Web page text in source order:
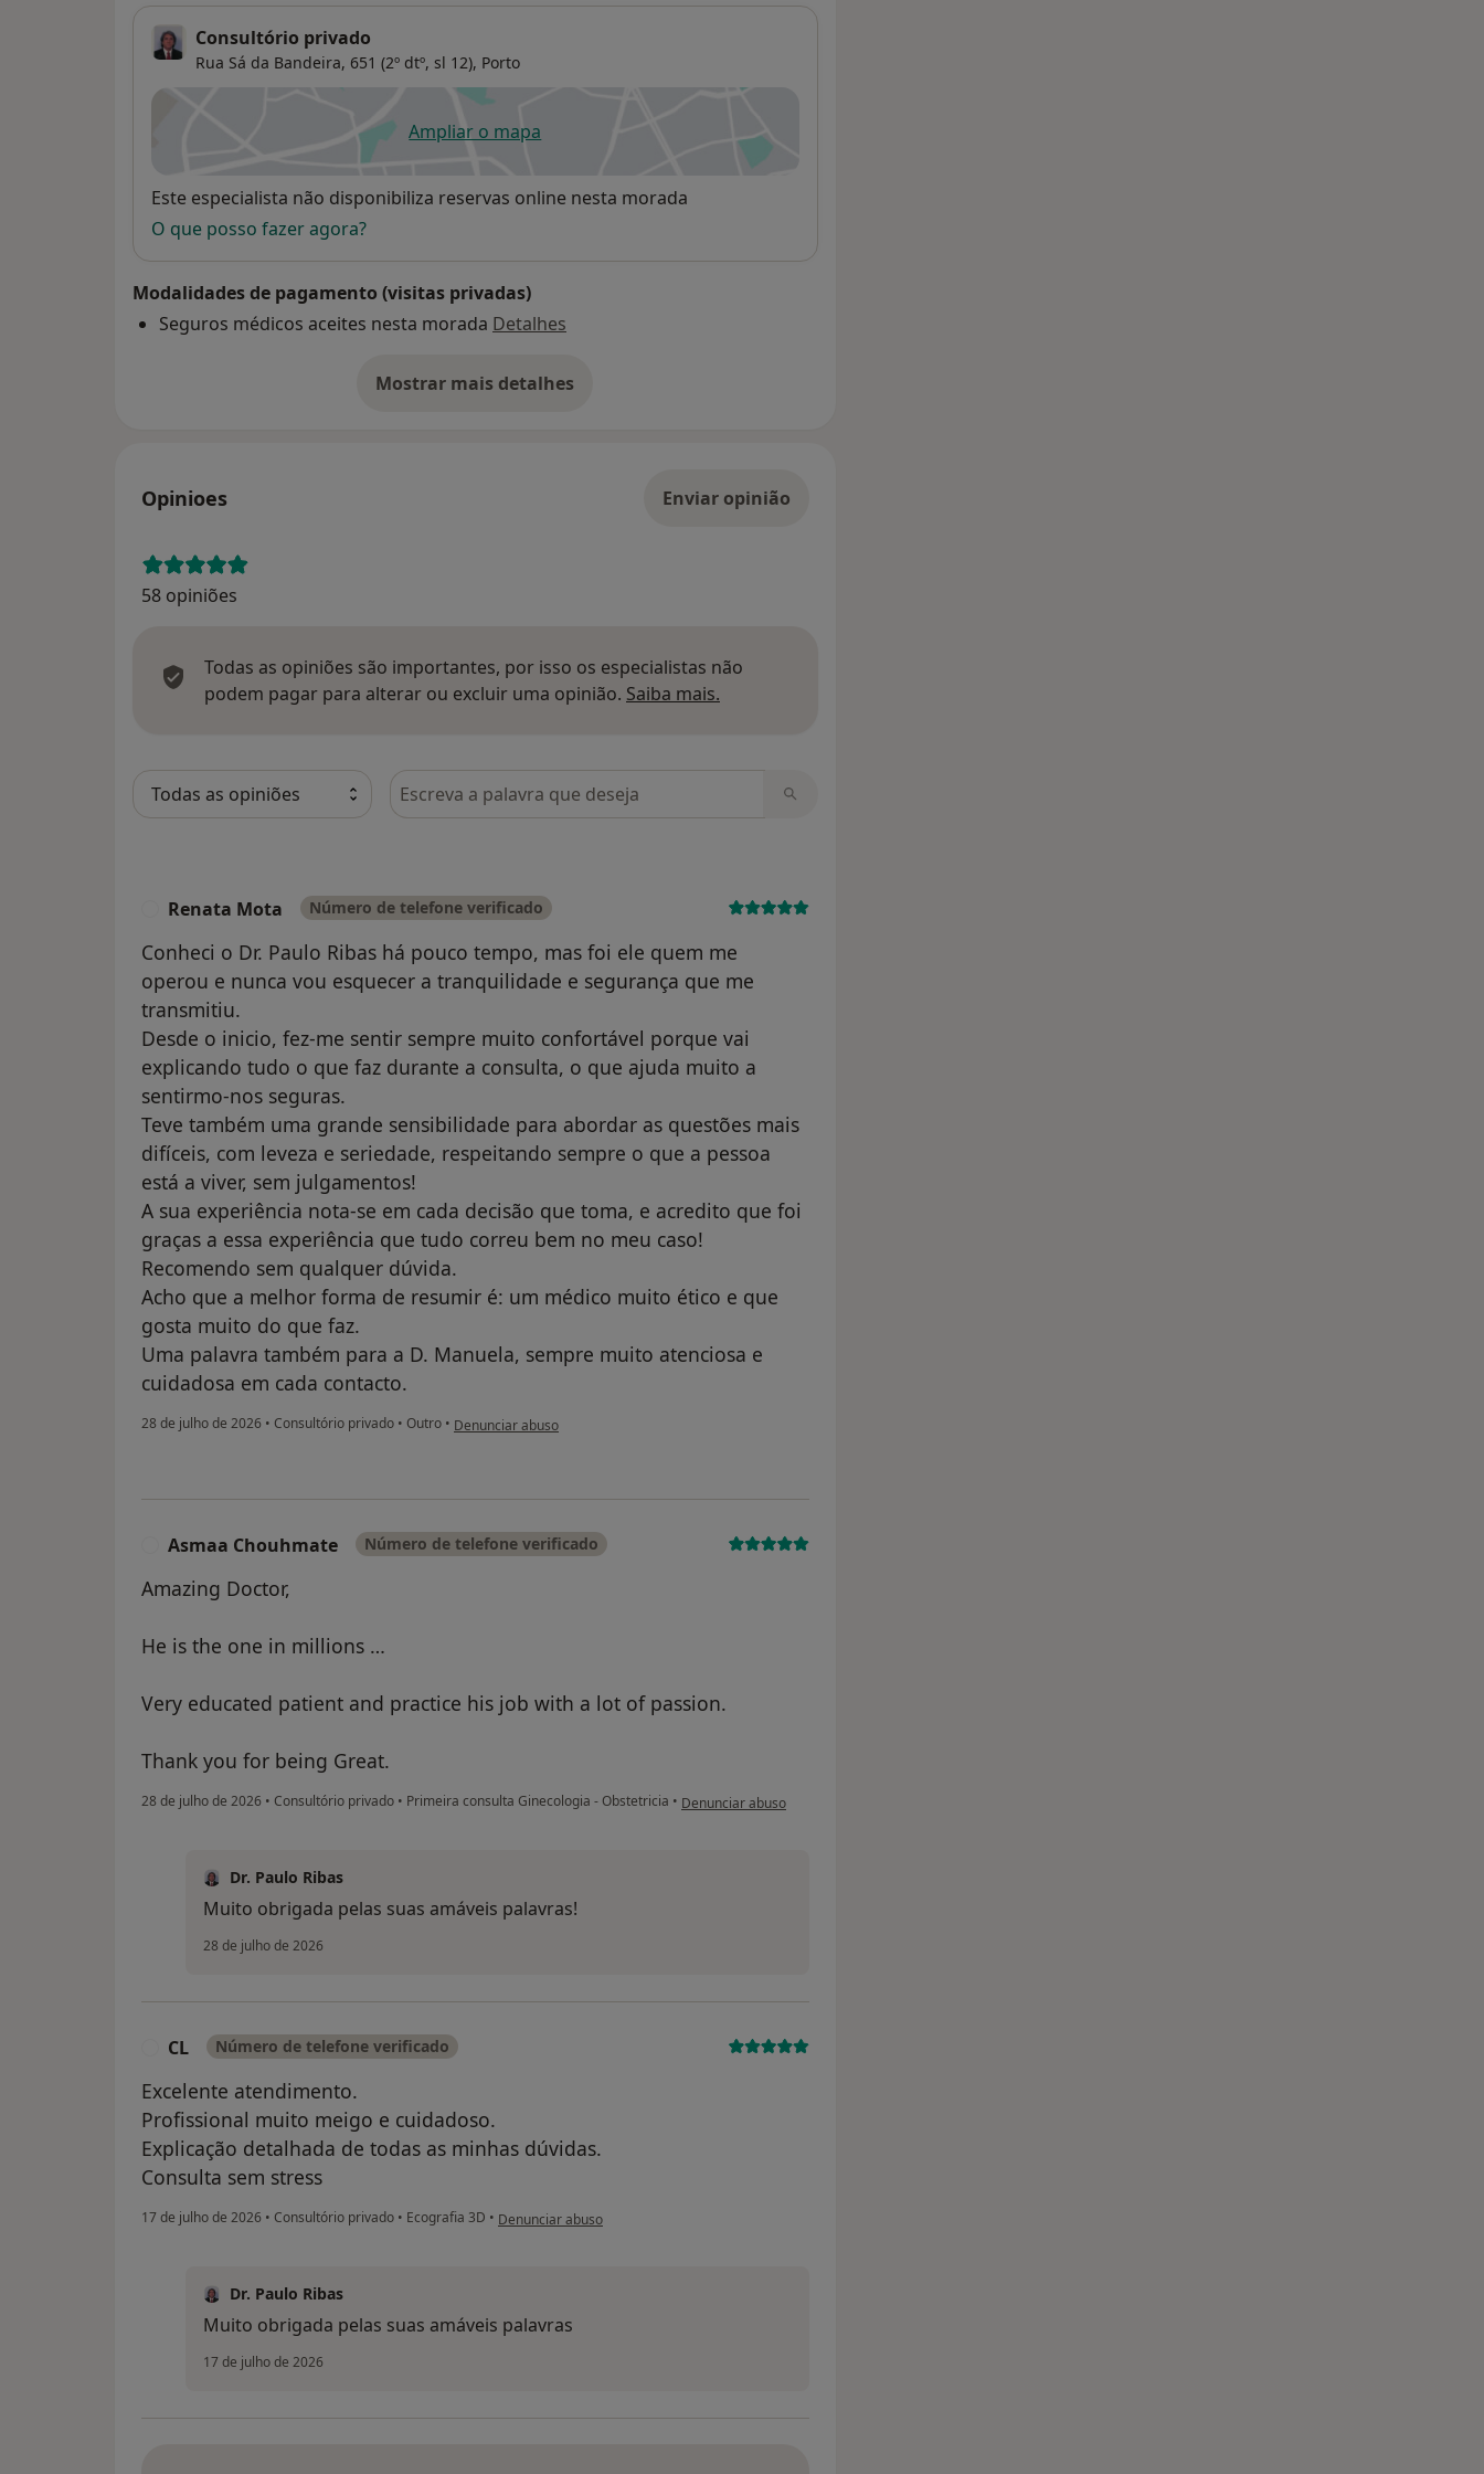
Consultório privado
Rua Sá da Bandeira, 651 (2º dtº, sl 12), Porto
Ampliar o mapaabre num novo separador
Disponibilidade
Este especialista não disponibiliza reservas online nesta morada
O que posso fazer agora?
Modalidades de pagamento (visitas privadas)
Seguros médicos aceites nesta morada Detalhes
Mostrar mais detalhes
sobre o endereço
Opinioes Enviar opinião
58 opiniões
Todas as opiniões são importantes, por isso os especialistas não
podem pagar para alterar ou excluir uma opinião. Saiba mais.
Pesquisar em opiniões
Renata Mota Número de telefone verificado
Conheci o Dr. Paulo Ribas há pouco tempo, mas foi ele quem me
operou e nunca vou esquecer a tranquilidade e segurança que me
transmitiu.
Desde o inicio, fez-me sentir sempre muito confortável porque vai
explicando tudo o que faz durante a consulta, o que ajuda muito a
sentirmo-nos seguras.
Teve também uma grande sensibilidade para abordar as questões mais
difíceis, com leveza e seriedade, respeitando sempre o que a pessoa
está a viver, sem julgamentos!
A sua experiência nota-se em cada decisão que toma, e acredito que foi
graças a essa experiência que tudo correu bem no meu caso!
Recomendo sem qualquer dúvida.
Acho que a melhor forma de resumir é: um médico muito ético e que
gosta muito do que faz.
Uma palavra também para a D. Manuela, sempre muito atenciosa e
cuidadosa em cada contacto.
28 de julho de 2026 • Consultório privado • Outro • na opinião do utilizador Renata Mota
Denunciar abuso
Asmaa Chouhmate Número de telefone verificado
Amazing Doctor,
He is the one in millions …
Very educated patient and practice his job with a lot of passion.
Thank you for being Great.
28 de julho de 2026 • Consultório privado • Primeira consulta Ginecologia - Obstetricia • na opinião do utilizador Asmaa Chouhmate
Denunciar abuso
Dr. Paulo Ribas
Muito obrigada pelas suas amáveis palavras!
28 de julho de 2026
CL Número de telefone verificado
Excelente atendimento.
Profissional muito meigo e cuidadoso.
Explicação detalhada de todas as minhas dúvidas.
Consulta sem stress
17 de julho de 2026 • Consultório privado • Ecografia 3D • na opinião do utilizador CL
Denunciar abuso
Dr. Paulo Ribas
Muito obrigada pelas suas amáveis palavras
17 de julho de 2026